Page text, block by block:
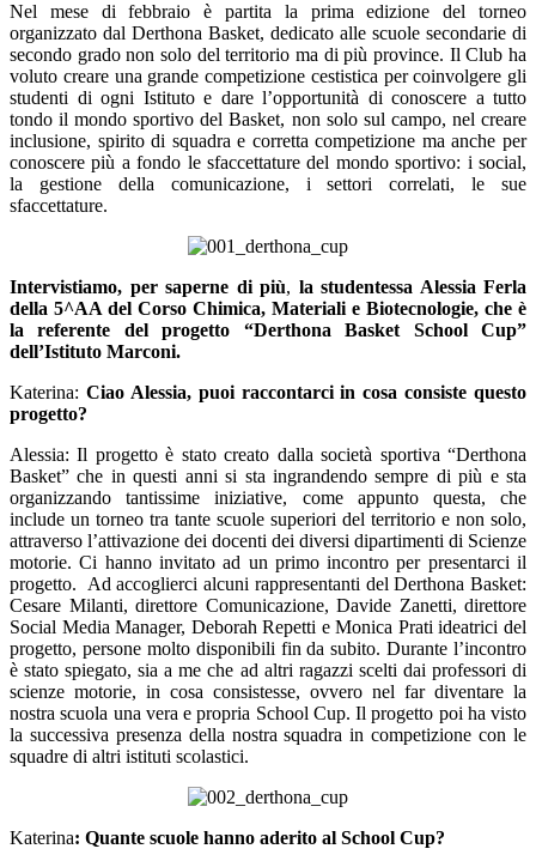
Nel mese di febbraio è partita la prima edizione del torneo
organizzato dal Derthona Basket, dedicato alle scuole secondarie di
secondo grado non solo del territorio ma di più province. Il Club ha
voluto creare una grande competizione cestistica per coinvolgere gli
studenti di ogni Istituto e dare l’opportunità di conoscere a tutto
tondo il mondo sportivo del Basket, non solo sul campo, nel creare
inclusione, spirito di squadra e corretta competizione ma anche per
conoscere più a fondo le sfaccettature del mondo sportivo: i social,
la gestione della comunicazione, i settori correlati, le sue
sfaccettature.
Intervistiamo, per saperne di più, la studentessa Alessia Ferla
della 5^AA del Corso Chimica, Materiali e Biotecnologie, che è
la referente del progetto “Derthona Basket School Cup”
dell’Istituto Marconi.
Katerina: Ciao Alessia, puoi raccontarci in cosa consiste questo
progetto?
Alessia: Il progetto è stato creato dalla società sportiva “Derthona
Basket” che in questi anni si sta ingrandendo sempre di più e sta
organizzando tantissime iniziative, come appunto questa, che
include un torneo tra tante scuole superiori del territorio e non solo,
attraverso l’attivazione dei docenti dei diversi dipartimenti di Scienze
motorie. Ci hanno invitato ad un primo incontro per presentarci il
progetto.
Ad accoglierci alcuni rappresentanti del Derthona Basket:
Cesare Milanti, direttore Comunicazione, Davide Zanetti, direttore
Social Media Manager, Deborah Repetti e Monica Prati ideatrici del
progetto, persone molto disponibili fin da subito. Durante l’incontro
è stato spiegato, sia a me che ad altri ragazzi scelti dai professori di
scienze motorie, in cosa consistesse, ovvero nel far diventare la
nostra scuola una vera e propria School Cup. Il progetto poi ha visto
la successiva presenza della nostra squadra in competizione con le
squadre di altri istituti scolastici.
Katerina: Quante scuole hanno aderito al School Cup?